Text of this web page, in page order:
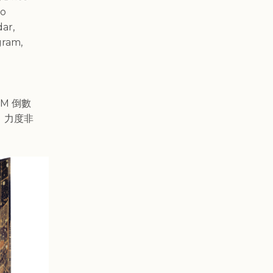
倒數
力度非